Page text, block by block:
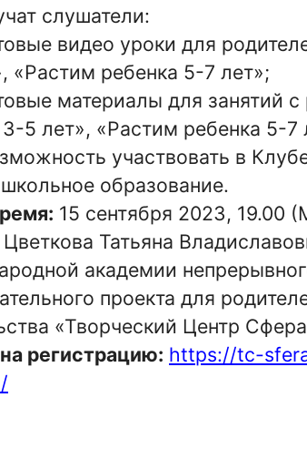
слушатели:
видео уроки для
«Растим ребенка 5-7 лет»;
материалы для занятий с
5 лет», «Растим ребенка 5-7
участвовать в Клубе
образование.
15 сентября 2023, 19.00
Цветкова Татьяна
академии
проекта для
«Творческий Центр
регистрацию: https://tc-